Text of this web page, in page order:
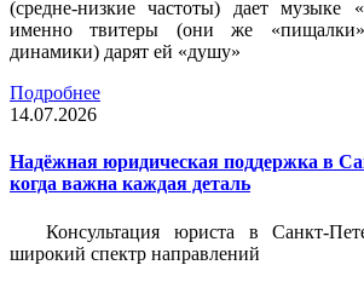
(средне-низкие частоты) дает музыке
именно твитеры (они же «пищалки»,
динамики) дарят ей «душу»
Подробнее
14.07.2026
Надёжная юридическая поддержка в
когда важна каждая деталь
Консультация юриста в Санкт-
широкий спектр направлений